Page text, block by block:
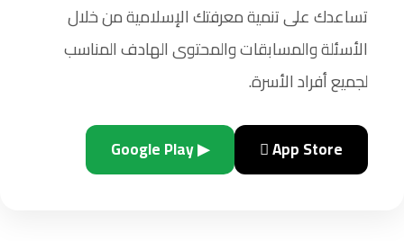
تساعدك على تنمية معرفتك الإسلامية من خلال
الأسئلة والمسابقات والمحتوى الهادف المناسب
لجميع أفراد الأسرة.
 App Store
▶ Google Play